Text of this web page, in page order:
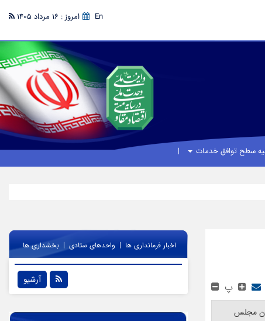
En امروز : 16 مرداد 1405
سطح توافق خدمات
پ
مجلس
اخبار فرمانداری ها | واحدهای ستادی | بخشداری ها
آرشیو